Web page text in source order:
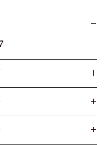
3 Poison
Sodium (雙氯芬